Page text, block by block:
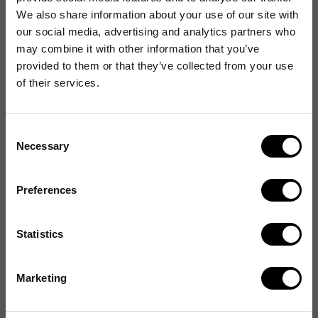
We also share information about your use of our site with
our social media, advertising and analytics partners who
may combine it with other information that you’ve
provided to them or that they’ve collected from your use
of their services.
Selection
Necessary
Preferences
Statistics
Marketing
Material: Artificiellt gummi
Mått: 40 x 15 x 8 mm
Färg: Grön
Originalnummer